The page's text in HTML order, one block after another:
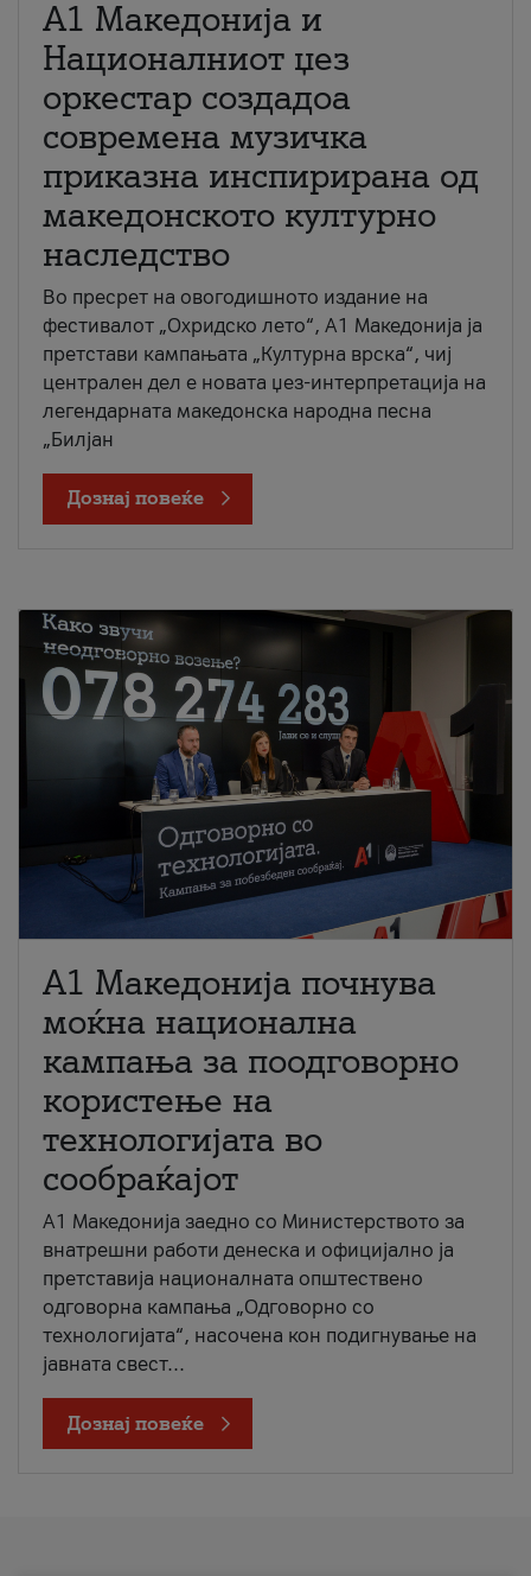
А1 Македонија и
Националниот џез
оркестар создадоа
современа музичка
приказна инспирирана од
македонското културно
наследство
Во пресрет на овогодишното издание на
фестивалот „Охридско лето“, А1 Македонија ја
претстави кампањата „Културна врска“, чиј
централен дел е новата џез-интерпретација на
легендарната македонска народна песна
„Билјан
Дознај повеќе
A1 Македонија почнува
моќна национална
кампања за поодговорно
користење на
технологијата во
сообраќајот
A1 Македонија заедно со Министерството за
внатрешни работи денеска и официјално ја
претставија националната општествено
одговорна кампања „Одговорно со
технологијата“, насочена кон подигнување на
јавната свест...
Дознај повеќе